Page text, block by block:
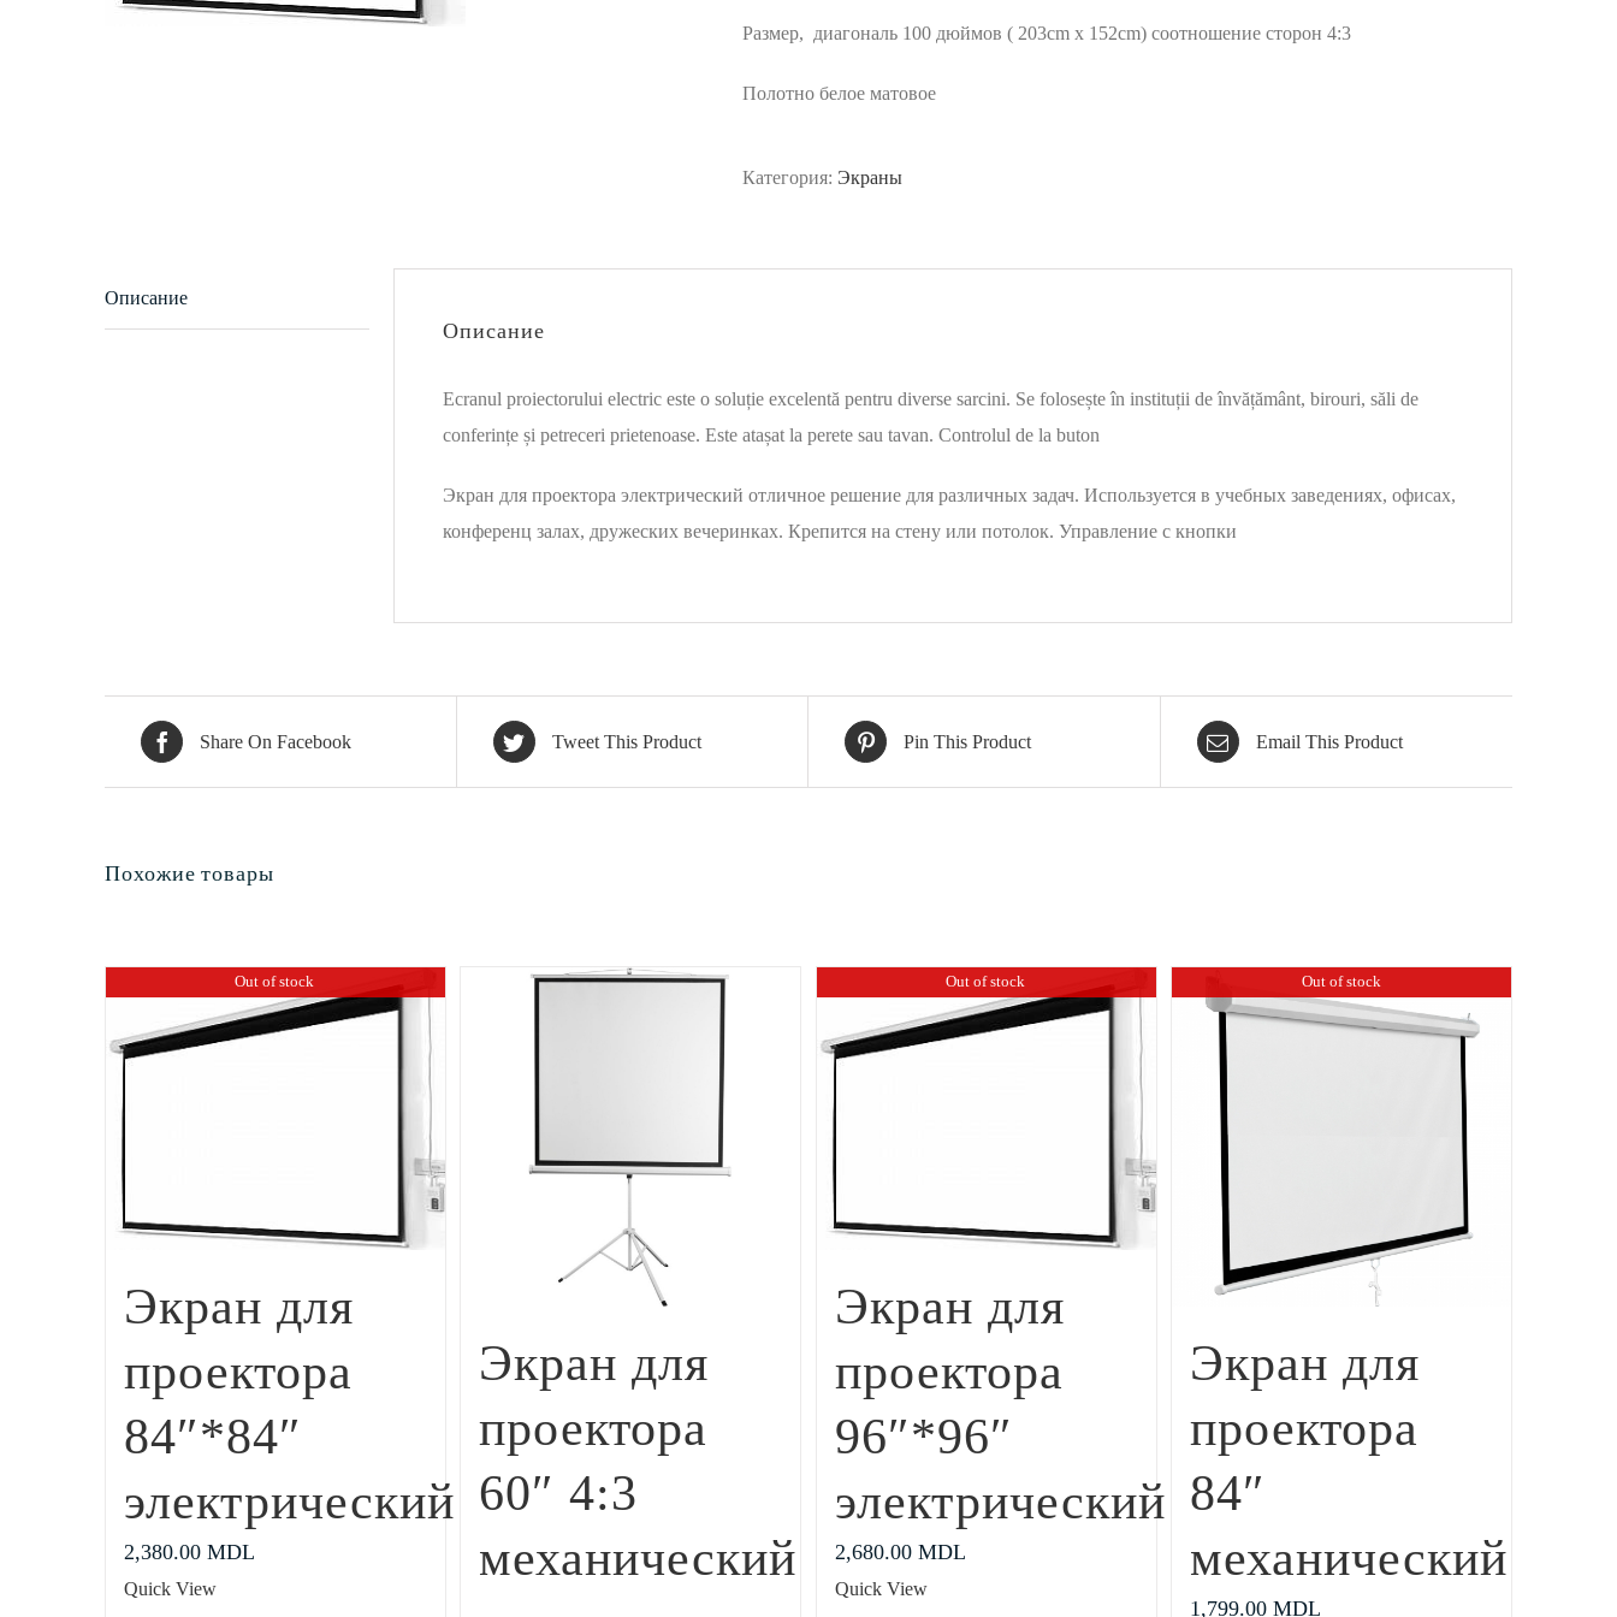
Размер, диагональ 100 дюймов ( 203cm x 152cm) соотношение сторон 4:3
Полотно белое матовое
Категория: Экраны
Описание
Описание
Ecranul proiectorului electric este o soluție excelentă pentru diverse sarcini. Se folosește în instituții de învățământ, birouri, săli de
conferințe și petreceri prietenoase. Este atașat la perete sau tavan. Controlul de la buton
Экран для проектора электрический отличное решение для различных задач. Используется в учебных заведениях, офисах,
конференц залах, дружеских вечеринках. Крепится на стену или потолок. Управление с кнопки
Share On Facebook Tweet This Product Pin This Product Email This Product
Похожие товары
Out of stock
Экран для
проектора
84″*84″
электрический
2,380.00 MDL
Quick View
Экран для
проектора
60″ 4:3
механический
Out of stock
Экран для
проектора
96″*96″
электрический
2,680.00 MDL
Quick View
Out of stock
Экран для
проектора
84″
механический
1,799.00MDL